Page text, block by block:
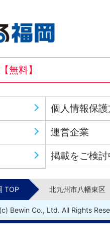
無料】
個人情報保
運営企業
掲載をご検
TOP 北九州市八幡東区
Bewin Co., Ltd. All Rights